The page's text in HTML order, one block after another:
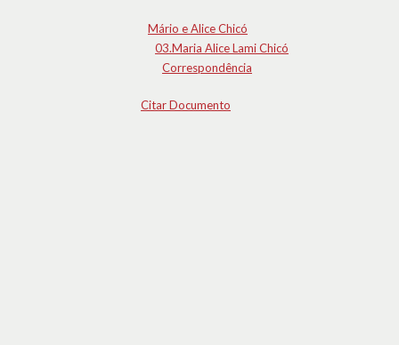
Mário e Alice Chicó
03.Maria Alice Lami Chicó
Correspondência
Citar Documento